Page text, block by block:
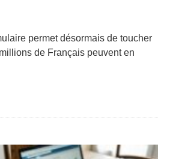
permet désormais de toucher
de Français peuvent en